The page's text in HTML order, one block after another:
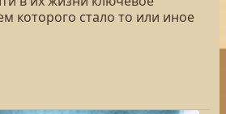
которого стало то или иное